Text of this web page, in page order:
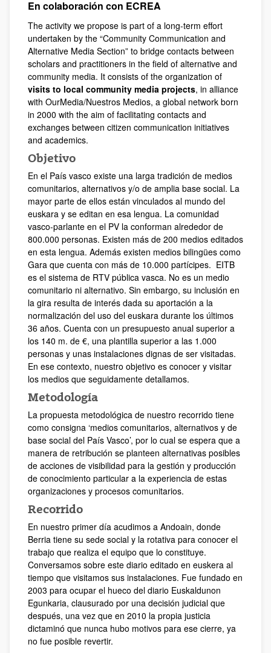
En colaboración con ECREA
The activity we propose is part of a long-term effort
undertaken by the “Community Communication and
Alternative Media Section” to bridge contacts between
scholars and practitioners in the field of alternative and
community media. It consists of the organization of
visits to local community media projects, in alliance
with OurMedia/Nuestros Medios, a global network born
in 2000 with the aim of facilitating contacts and
exchanges between citizen communication initiatives
and academics.
Objetivo
En el País vasco existe una larga tradición de medios
comunitarios, alternativos y/o de amplia base social. La
mayor parte de ellos están vinculados al mundo del
euskara y se editan en esa lengua. La comunidad
vasco-parlante en el PV la conforman alrededor de
800.000 personas. Existen más de 200 medios editados
en esta lengua. Además existen medios bilingües como
Gara que cuenta con más de 10.000 partícipes. EITB
es el sistema de RTV pública vasca. No es un medio
comunitario ni alternativo. Sin embargo, su inclusión en
la gira resulta de interés dada su aportación a la
normalización del uso del euskara durante los últimos
36 años. Cuenta con un presupuesto anual superior a
los 140 m. de €, una plantilla superior a las 1.000
personas y unas instalaciones dignas de ser visitadas.
En ese contexto, nuestro objetivo es conocer y visitar
los medios que seguidamente detallamos.
Metodología
La propuesta metodológica de nuestro recorrido tiene
como consigna ‘medios comunitarios, alternativos y de
base social del País Vasco’, por lo cual se espera que a
manera de retribución se planteen alternativas posibles
de acciones de visibilidad para la gestión y producción
de conocimiento particular a la experiencia de estas
organizaciones y procesos comunitarios.
Recorrido
En nuestro primer día acudimos a Andoain, donde
Berria tiene su sede social y la rotativa para conocer el
trabajo que realiza el equipo que lo constituye.
Conversamos sobre este diario editado en euskera al
tiempo que visitamos sus instalaciones. Fue fundado en
2003 para ocupar el hueco del diario Euskaldunon
Egunkaria, clausurado por una decisión judicial que
después, una vez que en 2010 la propia justicia
dictaminó que nunca hubo motivos para ese cierre, ya
no fue posible revertir.